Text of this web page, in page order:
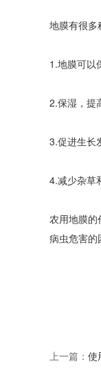
地膜有很多
1.地膜可以
2.保湿，提
3.促进生长
4.减少杂草
农用地膜的
病虫危害的
上一篇： 使